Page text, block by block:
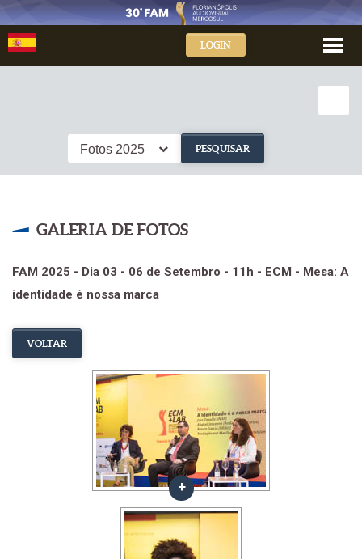
LOGIN
Fotos 2025 PESQUISAR
GALERIA DE FOTOS
FAM 2025 - Dia 03 - 06 de Setembro - 11h - ECM - Mesa: A
identidade é nossa marca
VOLTAR